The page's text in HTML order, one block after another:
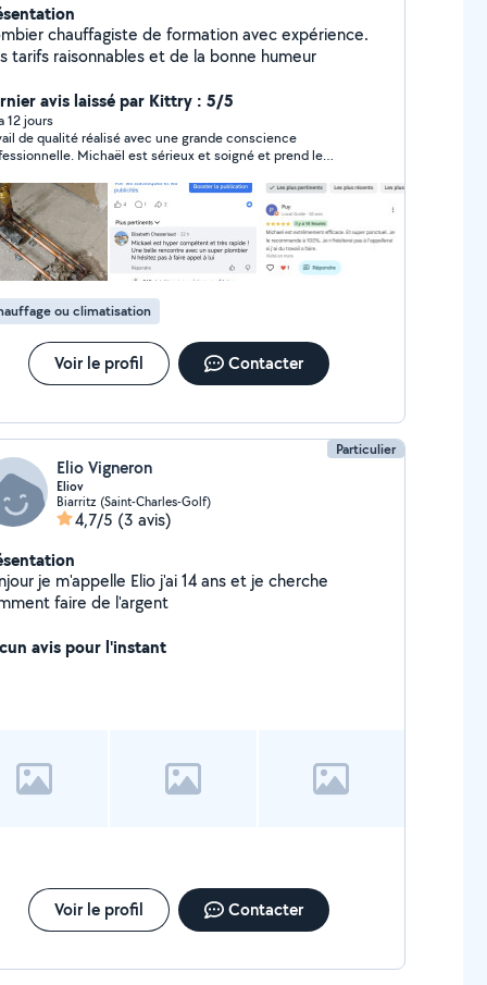
chauffagiste de formation avec expérience.
tarifs raisonnables et de la bonne humeur
avis laissé par Kittry : 5/5
12 jours
de qualité réalisé avec une grande conscience
Michaël est sérieux et soigné et prend le
si des travaux de plomberie se présentaient à
à moi.
ou climatisation
Voir le profil Contacter
Particulier
Elio Vigneron
Eliov
Biarritz (Saint-Charles-Golf)
4,7/5 (3 avis)
je m'appelle Elio j'ai 14 ans et je cherche
faire de l'argent
avis pour l'instant
Voir le profil Contacter